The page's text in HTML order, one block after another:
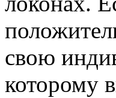
свою
которому